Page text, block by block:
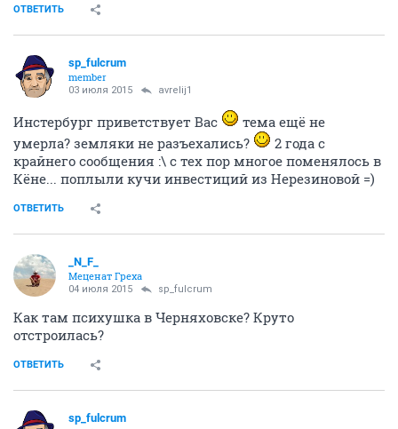
ОТВЕТИТЬ
sp_fulcrum
member
03 июля 2015 avrelij1
Инстербург приветствует Вас
тема ещё не
умерла? земляки не разъехались?
2 года с
крайнего сообщения :\ с тех пор многое поменялось в
Кёне... поплыли кучи инвестиций из Нерезиновой =)
ОТВЕТИТЬ
_N_F_
Меценат Греха
04 июля 2015 sp_fulcrum
Как там психушка в Черняховске? Круто
отстроилась?
ОТВЕТИТЬ
sp_fulcrum